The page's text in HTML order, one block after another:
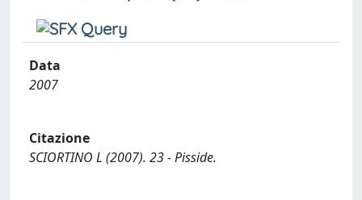
Data
2007
Citazione
SCIORTINO L (2007). 23 - Pisside.